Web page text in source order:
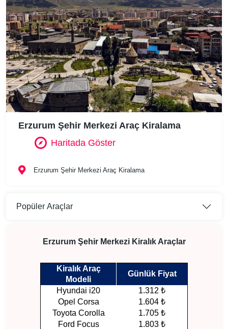
Erzurum Şehir Merkezi Kiralık Araçlar
Kiralık Araç
Modeli
Günlük Fiyat
Hyundai i20
1.312 ₺
Opel Corsa
1.604 ₺
Toyota Corolla
1.705 ₺
Ford Focus
1.803 ₺
Erzurum Şehir Merkezi Araç Kiralama
Haritada Göster
Erzurum Şehir Merkezi Araç Kiralama
Popüler Araçlar